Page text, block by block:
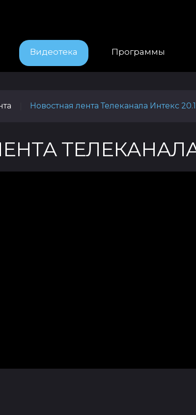
Видеотека Программы
Новостная лента Телеканала Интекс
ТЕЛЕКАНАЛА